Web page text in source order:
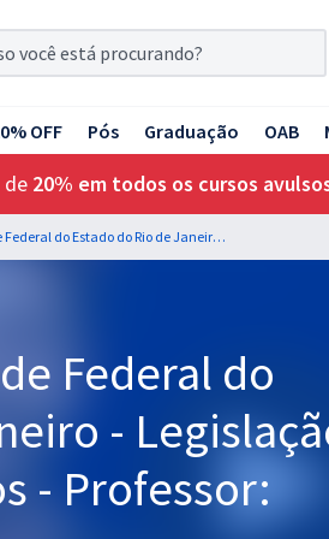
OFF Pós Graduação OAB
de 20% em todos os cursos
UNIRIO - Universidade Federal do Estado do Rio de Janeiro - Legislação para Todos os Cargos - Professor: Equipe Gran Online
Federal do
-
- Professor: